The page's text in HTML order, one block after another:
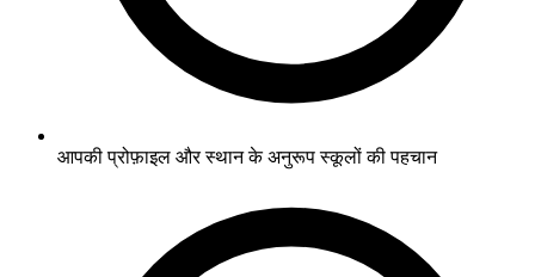
आपकी प्रोफ़ाइल और स्थान के अनुरूप स्कूलों की पहचान